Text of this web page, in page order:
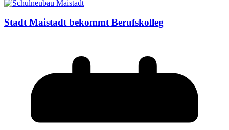
Stadt Maistadt bekommt Berufskolleg